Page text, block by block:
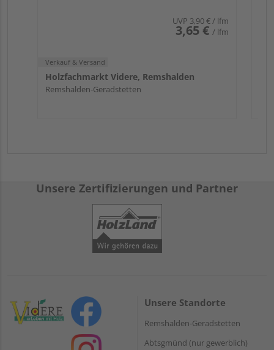
UVP 3,90 €/ lfm
3,65 € / lfm
Verkauf & Versand
Holzfachmarkt Videre, Remshalden
Remshalden-Geradstetten
Unsere Zertifizierungen und Partner
Unsere Standorte
Remshalden-Geradstetten
Abtsgmünd (nur gewerblich)